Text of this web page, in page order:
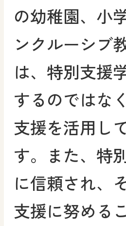
の幼稚園、小
ンクルーシブ
は、特別支援
するのではな
支援を活用し
す。また、特
に信頼され、
支援に努める